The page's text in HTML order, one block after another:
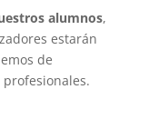
alumnos,
estarán
de